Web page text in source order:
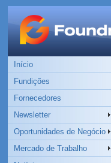
Início
Fundições
Fornecedores
Newsletter
Oportunidades de Negócio
Mercado de Trabalho